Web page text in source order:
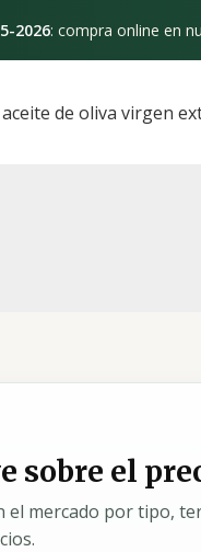
2026: compra online en
de oliva virgen
sobre el
el mercado por tipo,